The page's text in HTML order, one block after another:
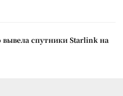
вывела спутники Starlink на